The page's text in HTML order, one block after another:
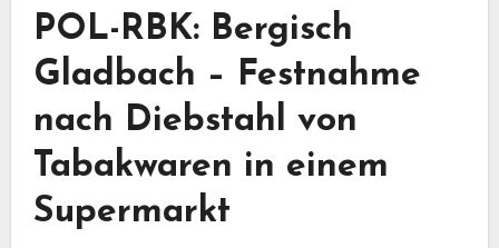
POL-RBK: Bergisch
Gladbach – Festnahme
nach Diebstahl von
Tabakwaren in einem
Supermarkt